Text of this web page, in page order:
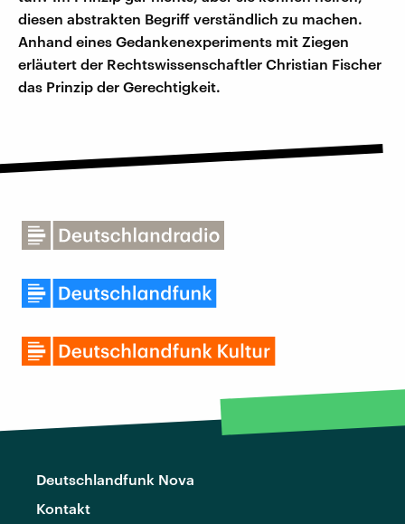
diesen abstrakten Begriff verständlich zu machen.
Anhand eines Gedankenexperiments mit Ziegen
erläutert der Rechtswissenschaftler Christian Fischer
das Prinzip der Gerechtigkeit.
Deutschlandfunk Nova
Kontakt